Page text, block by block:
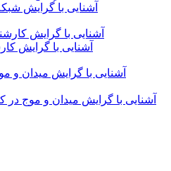
آشنایی با گرایش
آشنایی با گرایش
آشنایی با گرایش میدان و موج